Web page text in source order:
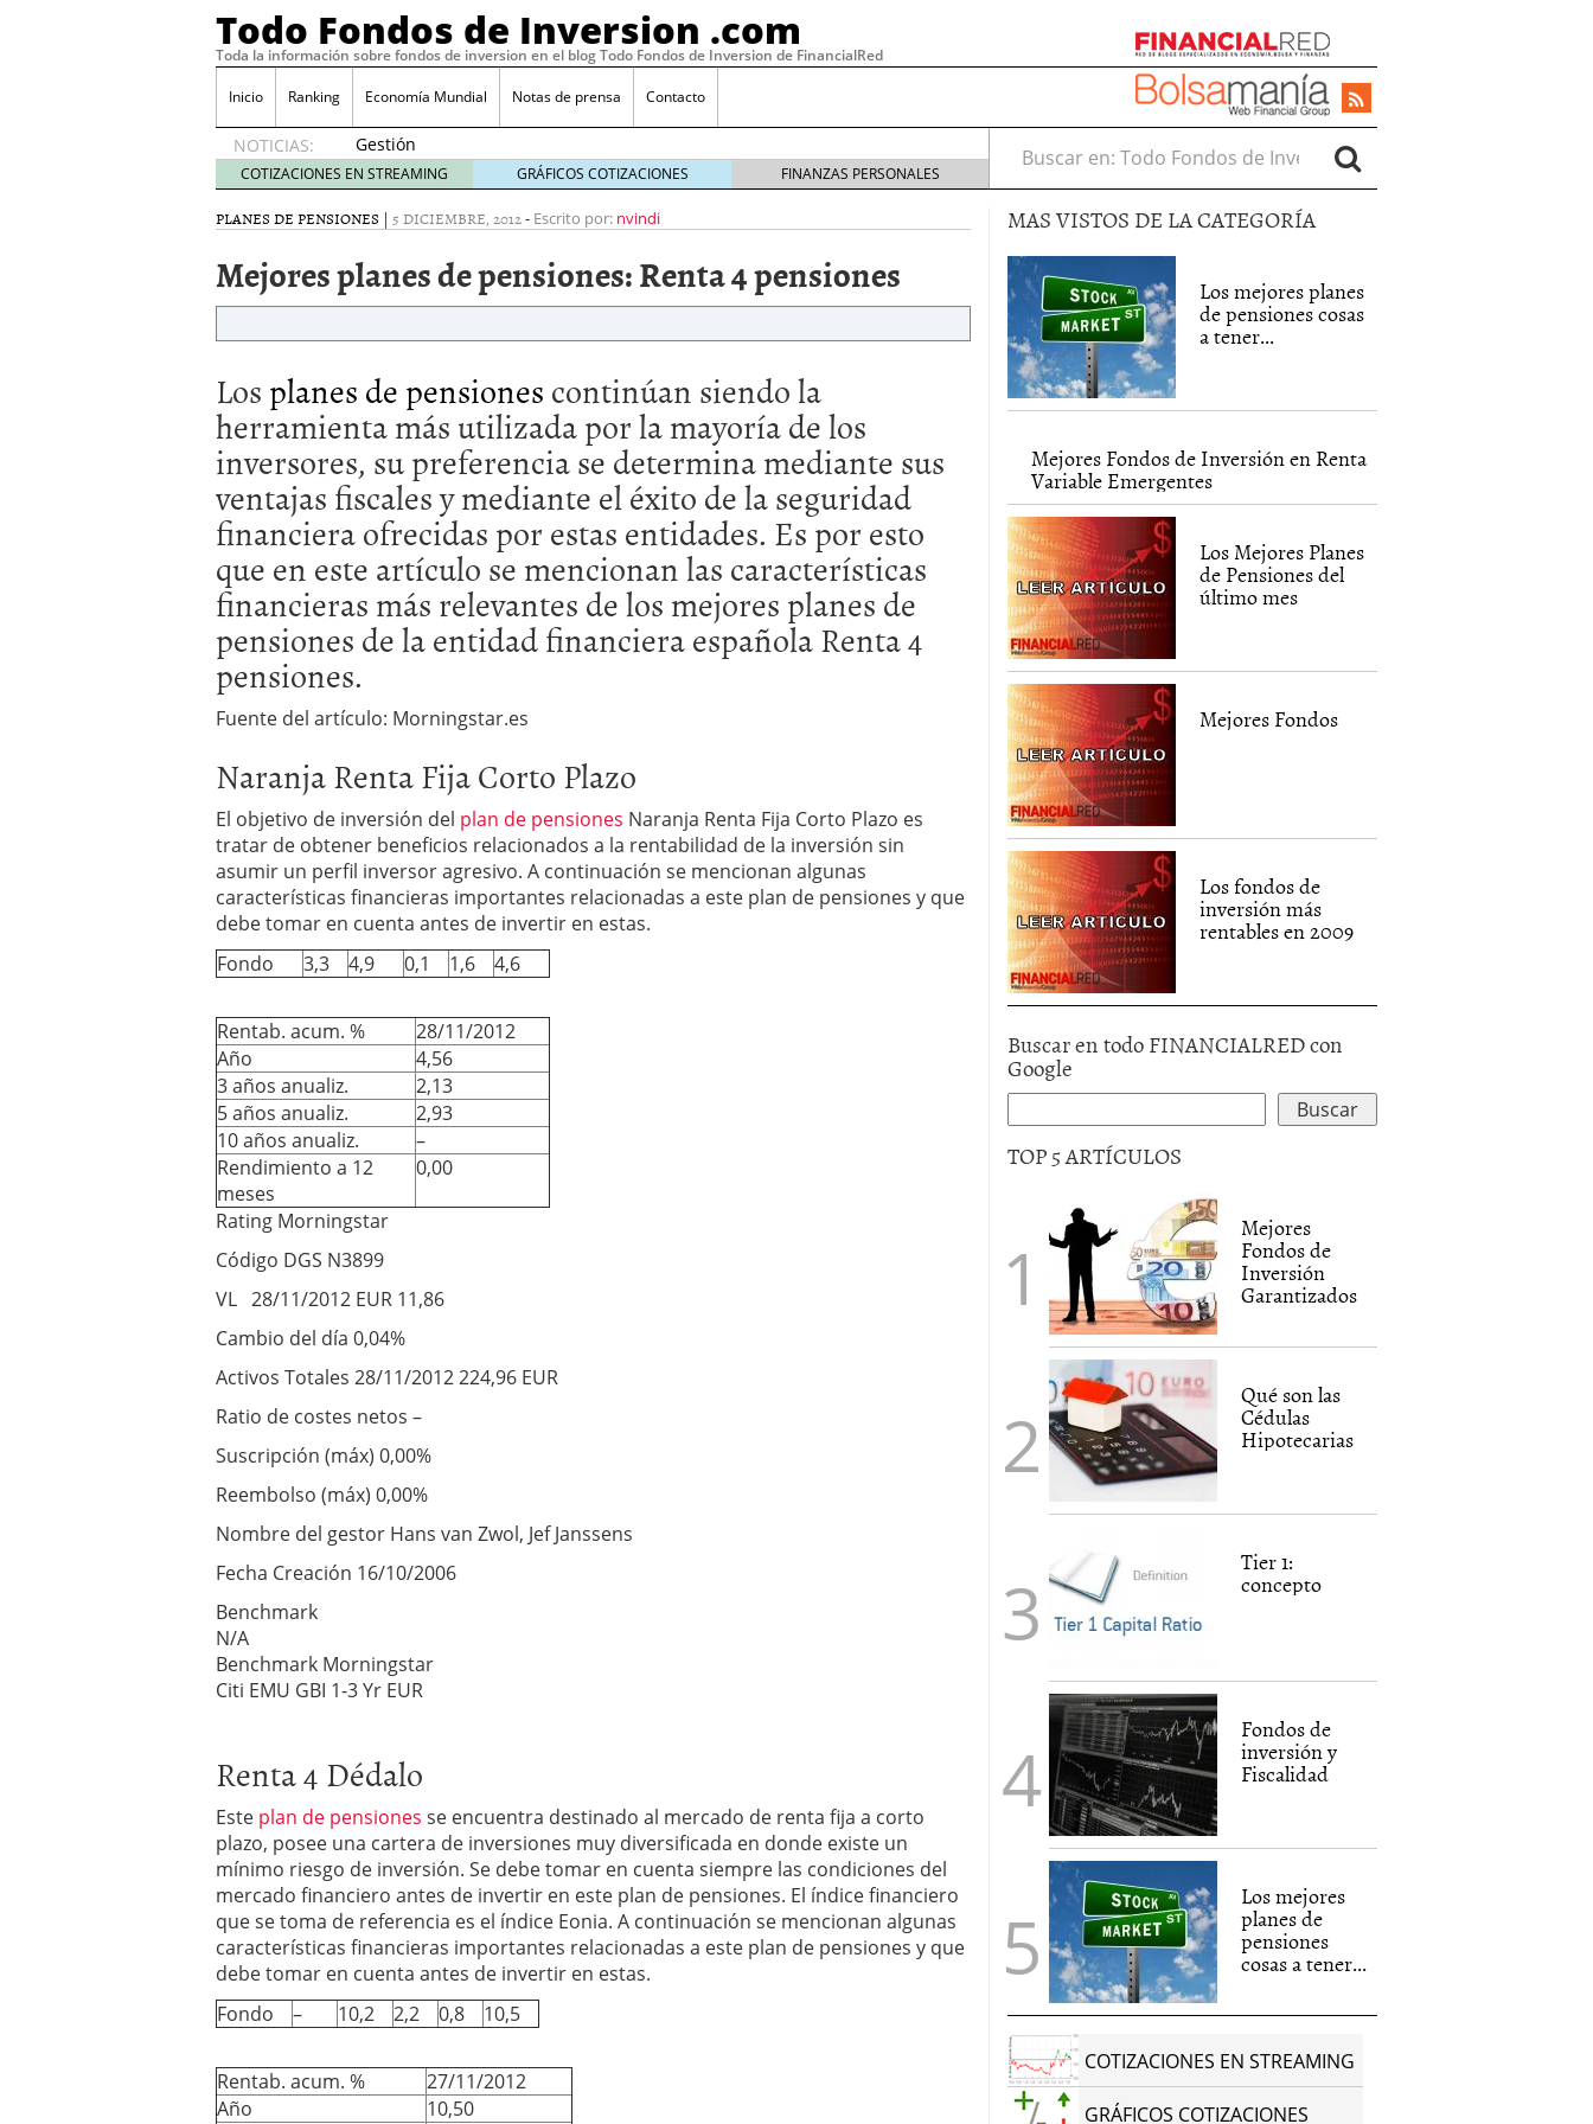
Todo Fondos de Inversion .com
Toda la información sobre fondos de inversion en el blog Todo Fondos de Inversion de FinancialRed
Inicio Ranking Economía Mundial Notas de prensa Contacto
NOTICIAS:
Gestión
pasiva
contra
gestión
España:
el
debate
debate
febrero
28, 2026
Renta variable española: la categoría más rentable de 2025 a la que nadie
quería entrar febrero 23, 2026
La renta fija domina los fondos en España: por qué los inversores siguen
apostando por la deuda
febrero 16, 2026
Los fondos de inversión alcanzan los 463.628 millones en febrero: la racha
no se detiene febrero 8, 2026
Los fondos de inversión en España cierran 2025 con un patrimonio récord
de 450.889 millones de euros febrero 3, 2026
COTIZACIONES EN STREAMING GRÁFICOS COTIZACIONES FINANZAS PERSONALES
Buscar en:
PLANES DE PENSIONES | 5 DICIEMBRE, 2012- Escrito por: nvindi
Mejores planes de pensiones: Renta 4 pensiones
Losplanes de pensionescontinúan siendo la
herramienta más utilizada por la mayoría de los
inversores, su preferencia se determina mediante sus
ventajas fiscales y mediante el éxito de la seguridad
financiera ofrecidas por estas entidades. Es por esto
que en este artículo se mencionan las características
financieras más relevantes de los mejores planes de
pensiones de la entidad financiera española Renta 4
pensiones.
Fuente del artículo: Morningstar.es
Naranja Renta Fija Corto Plazo
El objetivo de inversión del plan de pensiones Naranja Renta Fija Corto Plazo es
tratar de obtener beneficios relacionados a la rentabilidad de la inversión sin
asumir un perfil inversor agresivo. A continuación se mencionan algunas
características financieras importantes relacionadas a este plan de pensiones y que
debe tomar en cuenta antes de invertir en estas.
Fondo
3,3 4,9 0,1 1,6 4,6
Rentab. acum. %
28/11/2012
Año
4,56
3 años anualiz.
2,13
5 años anualiz.
2,93
10 años anualiz.
–
Rendimiento a 12
meses
0,00
Rating Morningstar
Código DGS N3899
VL 28/11/2012 EUR 11,86
Cambio del día 0,04%
Activos Totales 28/11/2012 224,96 EUR
Ratio de costes netos –
Suscripción (máx) 0,00%
Reembolso (máx) 0,00%
Nombre del gestor Hans van Zwol, Jef Janssens
Fecha Creación 16/10/2006
Benchmark
N/A
Benchmark Morningstar
Citi EMU GBI 1-3 Yr EUR
Renta 4 Dédalo
Este plan de pensiones se encuentra destinado al mercado de renta fija a corto
plazo, posee una cartera de inversiones muy diversificada en donde existe un
mínimo riesgo de inversión. Se debe tomar en cuenta siempre las condiciones del
mercado financiero antes de invertir en este plan de pensiones. El índice financiero
que se toma de referencia es el índice Eonia. A continuación se mencionan algunas
características financieras importantes relacionadas a este plan de pensiones y que
debe tomar en cuenta antes de invertir en estas.
Fondo
– 10,2 2,2 0,8 10,5
Rentab. acum. %
27/11/2012
Año
10,50
MAS VISTOS DE LA CATEGORÍA
Los mejores planes
de pensiones cosas
a tener...
Mejores Fondos de Inversión en Renta
Variable Emergentes
Los Mejores Planes
de Pensiones del
último mes
Mejores Fondos
Los fondos de
inversión más
rentables en 2009
Buscar en todo FINANCIALRED con
Google
TOP 5 ARTÍCULOS
Mejores
Fondos de
Inversión
Garantizados
Qué son las
Cédulas
Hipotecarias
Tier 1:
concepto
Fondos de
inversión y
Fiscalidad
Los mejores
planes de
pensiones
cosas a tener...
COTIZACIONES EN STREAMING
GRÁFICOS COTIZACIONES